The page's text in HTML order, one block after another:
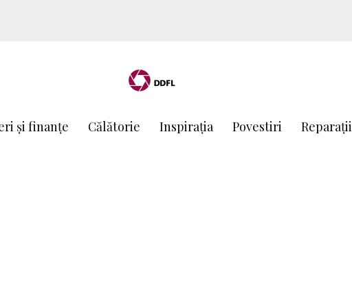
și finanțe Călătorie Inspirația Povestiri Reparații